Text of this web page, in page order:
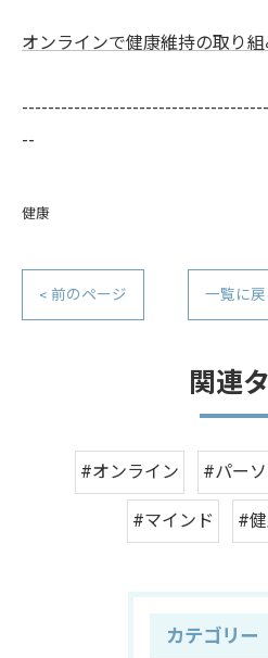
オンラインで健康維持の取り組
--
健康
< 前のページ 一覧に戻
関連
#オンライン #パー
#マインド #
カテゴリー